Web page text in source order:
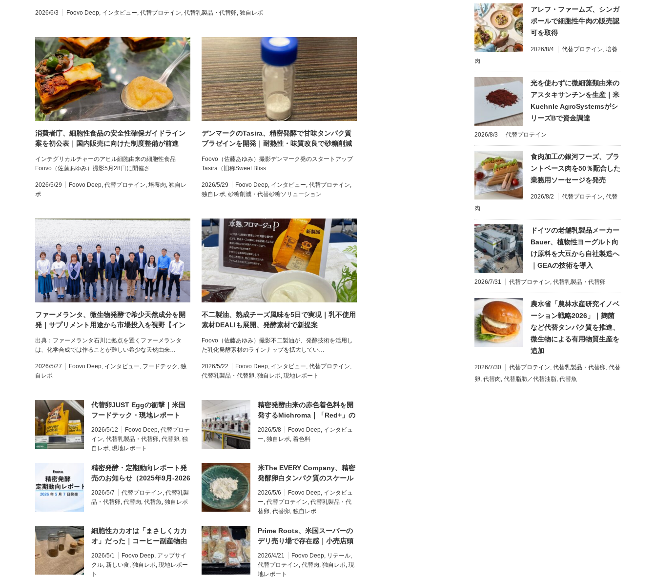
2026/6/3 Foovo Deep, インタビュー, 代替プロテイン, 代替乳製品・代替卵, 独自レポ
消費者庁、細胞性食品の安全性確保ガイドライン
案を初公表｜国内販売に向けた制度整備が前進
インテグリカルチャーのアヒル細胞由来の細胞性食品
Foovo（佐藤あゆみ）撮影5月28日に開催さ…
2026/5/29 Foovo Deep, 代替プロテイン, 培養肉, 独自レ
ポ
デンマークのTasira、精密発酵で甘味タンパク質
ブラゼインを開発｜耐熱性・味質改良で砂糖削減
Foovo（佐藤あゆみ）撮影デンマーク発のスタートアップ
Tasira（旧称Sweet Bliss…
2026/5/29 Foovo Deep, インタビュー, 代替プロテイン,
独自レポ, 砂糖削減・代替砂糖ソリューション
ファーメランタ、微生物発酵で希少天然成分を開
発｜サプリメント用途から市場投入を視野【イン
出典：ファーメランタ石川に拠点を置くファーメランタ
は、化学合成では作ることが難しい希少な天然由来…
2026/5/27 Foovo Deep, インタビュー, フードテック , 独
自レポ
不二製油、熟成チーズ風味を5日で実現｜乳不使用
素材DEALIも展開、発酵素材で新提案
Foovo（佐藤あゆみ）撮影不二製油が、発酵技術を活用し
た乳化発酵素材のラインナップを拡大してい…
2026/5/22 Foovo Deep, インタビュー, 代替プロテイン,
代替乳製品・代替卵, 独自レポ, 現地レポート
代替卵JUST Eggの衝撃｜米国
フードテック・現地レポート
2026/5/12 Foovo Deep, 代替プロテ
イン, 代替乳製品・代替卵, 代替卵, 独
自レポ, 現地レポート
精密発酵由来の赤色着色料を開
発するMichroma｜「Red+」の
商用化の現在地をCEOに聞く
2026/5/8 Foovo Deep, インタビュ
ー, 独自レポ, 着色料
精密発酵・定期動向レポート発
売のお知らせ（2025年9月-2026
年3月の動向を対象）
2026/5/7 代替プロテイン, 代替乳製
品・代替卵, 代替肉, 代替魚, 独自レポ
米The EVERY Company、精密
発酵卵白タンパク質のスケール
アップへ｜全米小売展開から商
用供給拡大へ【インタビュー】
2026/5/6 Foovo Deep, インタビュ
ー, 代替プロテイン, 代替乳製品・代
替卵, 代替卵, 独自レポ
細胞性カカオは「まさしくカカ
オ」だった｜コーヒー副産物由
来の代替チョコも試食／米国フ
ードテック・現地レポート
（6）
2026/5/1 Foovo Deep, アップサイ
クル, 新しい食, 独自レポ, 現地レポー
ト
Prime Roots、米国スーパーの
デリ売り場で存在感｜小売店頭
と実食で見る菌糸体由来ハムの
現在地／米国フードテック・現
地レポート(5)
2026/4/21 Foovo Deep, リテール,
代替プロテイン, 代替肉, 独自レポ, 現
地レポート
アレフ・ファームズ、シンガ
ポールで細胞性牛肉の販売認
可を取得
2026/8/4 代替プロテイン, 培養
肉
光を使わずに微細藻類由来の
アスタキサンチンを生産｜米
Kuehnle AgroSystemsがシ
リーズBで資金調達
2026/8/3 代替プロテイン
食肉加工の銀河フーズ、プラ
ントベース肉を50％配合した
業務用ソーセージを発売
2026/8/2 代替プロテイン, 代替
肉
ドイツの老舗乳製品メーカー
Bauer、植物性ヨーグルト向
け原料を大豆から自社製造へ
｜GEAの技術を導入
2026/7/31 代替プロテイン, 代替乳製品・代替卵
農水省「農林水産研究イノベ
ーション戦略2026」｜麹菌
など代替タンパク質を推進、
微生物による有用物質生産を
追加
2026/7/30 代替プロテイン, 代替乳製品・代替卵, 代替
卵, 代替肉, 代替脂肪／代替油脂, 代替魚